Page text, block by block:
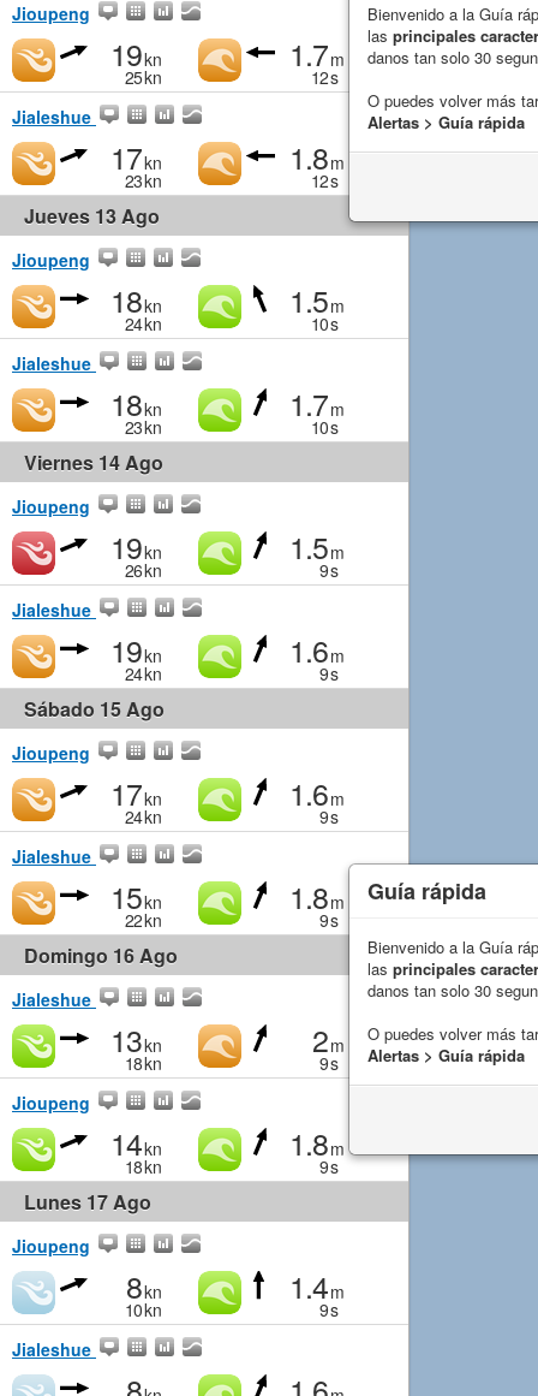
Jioupeng
19kn
25kn
1.7m
12s
Jialeshue
17kn
23kn
1.8m
12s
Jueves 13 Ago
Jioupeng
18kn
24kn
1.5m
10s
Jialeshue
18kn
23kn
1.7m
10s
Viernes 14 Ago
Jioupeng
19kn
26kn
1.5m
9s
Jialeshue
19kn
24kn
1.6m
9s
Sábado 15 Ago
Jioupeng
17kn
24kn
1.6m
9s
Jialeshue
15kn
22kn
1.8m
9s
Domingo 16 Ago
Jialeshue
13kn
18kn
2m
9s
Jioupeng
14kn
18kn
1.8m
9s
Lunes 17 Ago
Jioupeng
8kn
10kn
1.4m
9s
Jialeshue
Bienvenido a la Guía
las principales
danos tan solo 30
O puedes volver más
Alertas > Guía rápida
Guía rápida
Bienvenido a la Guía
las principales
danos tan solo 30
O puedes volver más
Alertas > Guía rápida